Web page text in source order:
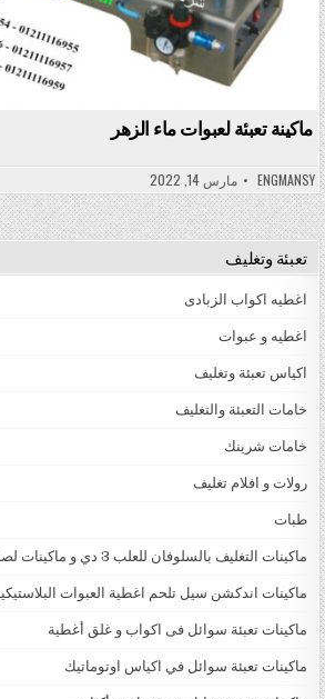
ماكينة تعبئة لعبوات ماء الزهر
ENGMANSY مارس 14, 2022
تعبئة وتغليف
اغطيه اكواب الزبادى
اغطيه و عبوات
اكياس تعبئة وتغليف
خامات التعبئة والتغليف
خامات شرينك
رولات و افلام تغليف
طبات
ماكينات التغليف بالسلوفان للعلب 3 دي و ماكينات لصق ليبل
ماكينات اندكشن سيل تلحم اغطية العبوات
ماكينات تعبئة سوائل فى اكواب و غلق أغطية
ماكينات تعبئة سوائل في اكياس اوتوماتيك